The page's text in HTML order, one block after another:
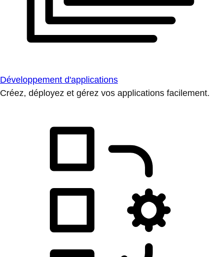
Développement d'applications
Créez, déployez et gérez vos applications facilement.